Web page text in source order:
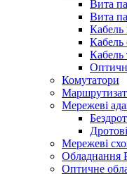
Вита
Вита
Кабель
Кабель
Кабель
Комутатори
Мережеві
Мережеві
Обладнання
Оптичне